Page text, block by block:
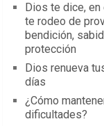
Dios te dice,
te rodeo de
bendición,
protección
Dios renueva
días
¿Cómo
dificultades?